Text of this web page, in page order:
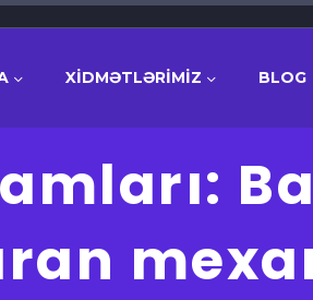
XİDMƏTLƏRİMİZ BLOG